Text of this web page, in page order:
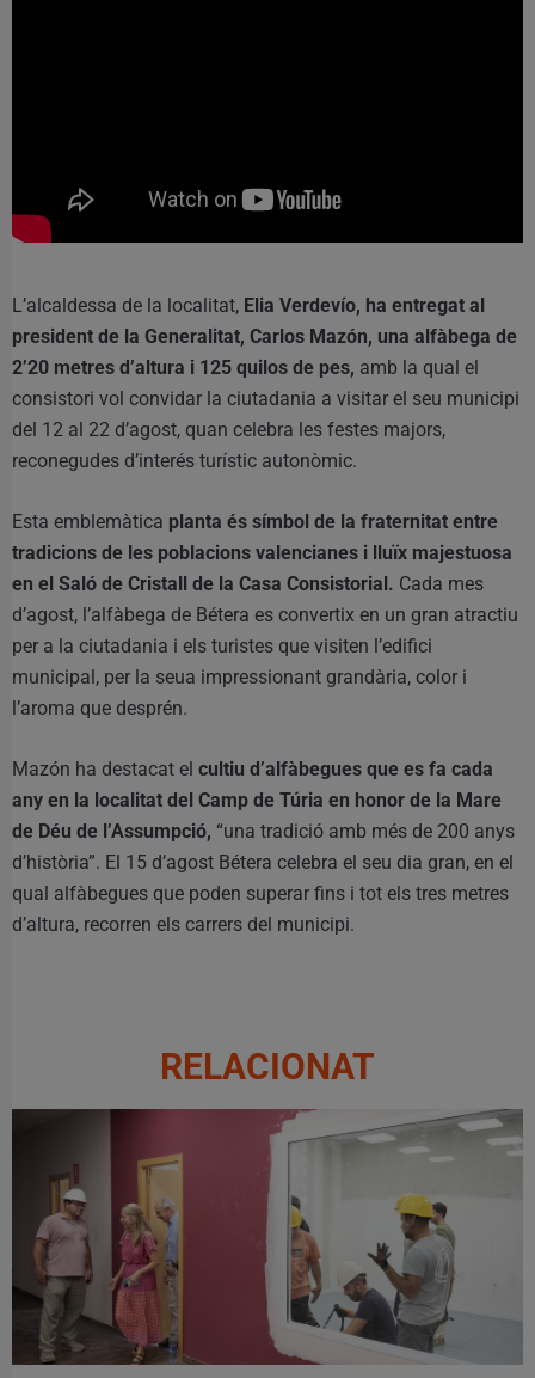
L’alcaldessa de la localitat, Elia Verdevío, ha entregat al
president de la Generalitat, Carlos Mazón, una alfàbega de
2’20 metres d’altura i 125 quilos de pes, amb la qual el
consistori vol convidar la ciutadania a visitar el seu municipi
del 12 al 22 d’agost, quan celebra les festes majors,
reconegudes d’interés turístic autonòmic.
Esta emblemàtica planta és símbol de la fraternitat entre
tradicions de les poblacions valencianes i lluïx majestuosa
en el Saló de Cristall de la Casa Consistorial. Cada mes
d’agost, l’alfàbega de Bétera es convertix en un gran atractiu
per a la ciutadania i els turistes que visiten l’edifici
municipal, per la seua impressionant grandària, color i
l’aroma que desprén.
Mazón ha destacat el cultiu d’alfàbegues que es fa cada
any en la localitat del Camp de Túria en honor de la Mare
de Déu de l’Assumpció, “una tradició amb més de 200 anys
d’història”. El 15 d’agost Bétera celebra el seu dia gran, en el
qual alfàbegues que poden superar fins i tot els tres metres
d’altura, recorren els carrers del municipi.
RELACIONAT